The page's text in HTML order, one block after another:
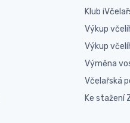
Klub
Výkup
Výkup
Výměna
Včelařská
Ke stažení